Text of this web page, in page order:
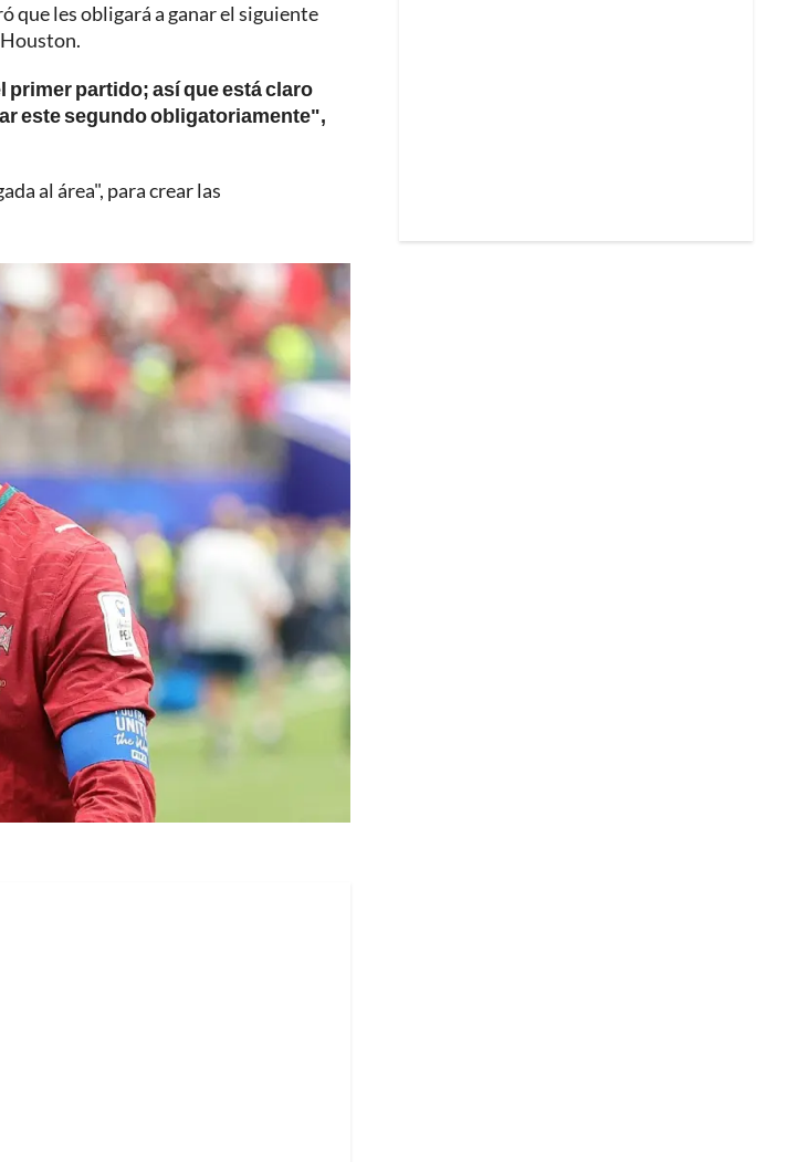
que les obligará a ganar el siguiente
primer partido; así que está claro
este segundo obligatoriamente",
al área", para crear las